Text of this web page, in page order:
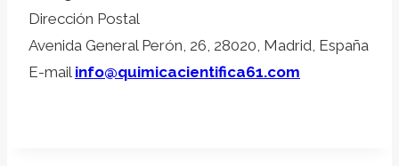
Dirección Postal
Avenida General Perón, 26, 28020, Madrid, España
E-mail info@quimicacientifica61.com